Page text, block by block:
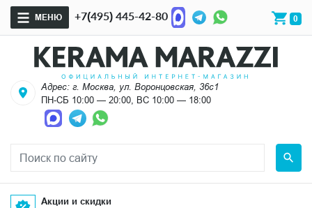
МЕНЮ +7(495) 445-42-80 0
Адрес: г. Москва, ул. Воронцовская, 36с1
ПН-СБ 10:00 — 20:00, ВС 10:00 — 18:00
Акции и скидки